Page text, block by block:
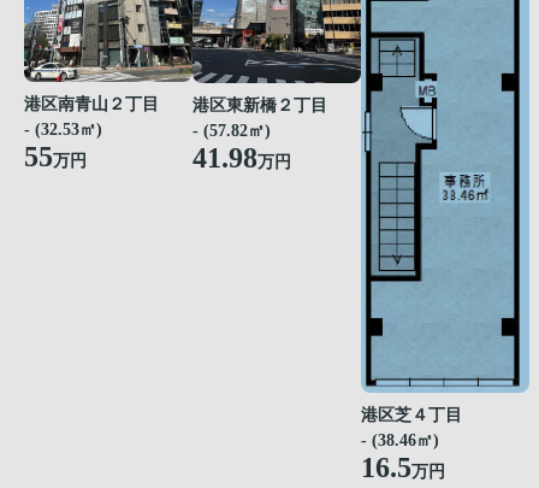
港区南青山２丁目
- (32.53㎡)
55万円
港区東新橋２丁目
- (57.82㎡)
41.98万円
港区芝４丁目
- (38.46㎡)
16.5万円